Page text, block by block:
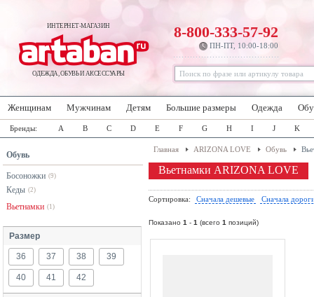
ИНТЕРНЕТ-МАГАЗИН
ОДЕЖДА, ОБУВЬ И АКСЕССУАРЫ
8-800-333-57-92
ПН-ПТ, 10:00-18:00
Женщинам Мужчинам Детям Большие размеры Одежда
Бренды: A B C D E F G H I J K
Обувь
Босоножки (9)
Кеды (2)
Вьетнамки (1)
Размер
36 37 38 39
40 41 42
Главная ARIZONA LOVE Обувь
Вьетнамки ARIZONA LOVE
Сортировка: Сначала дешевые Сначала
Показано 1 - 1 (всего 1 позиций)